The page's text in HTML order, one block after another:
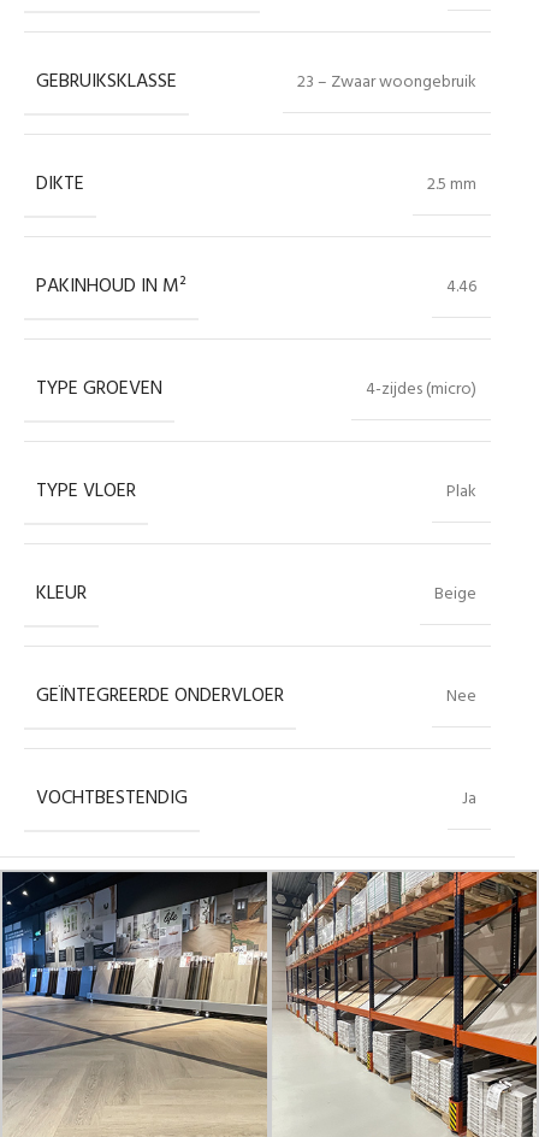
GEBRUIKSKLASSE 23 – Zwaar woongebruik
DIKTE 2.5 mm
PAKINHOUD IN M² 4.46
TYPE GROEVEN 4-zijdes (micro)
TYPE VLOER Plak
KLEUR Beige
GEÏNTEGREERDE ONDERVLOER Nee
VOCHTBESTENDIG Ja